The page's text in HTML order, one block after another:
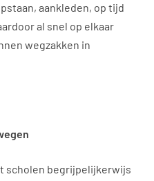
aankleden, op tijd
al snel op elkaar
wegzakken in
scholen begrijpelijkerwijs